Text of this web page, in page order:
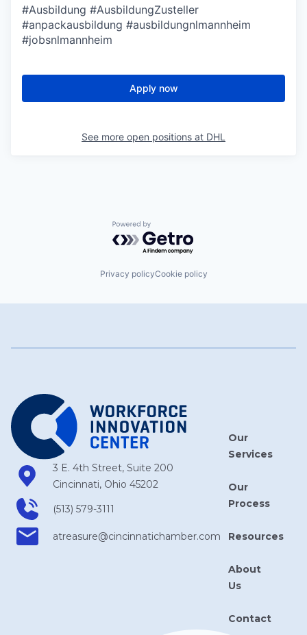
#Ausbildung #AusbildungZusteller
#anpackausbildung #ausbildungnlmannheim
#jobsnlmannheim
Apply now
See more open positions at DHL
Powered by Getro.com
Privacy policyCookie policy
3 E. 4th Street, Suite 200
Cincinnati, Ohio 45202
(513) 579-3111
atreasure​@cincinnatichamber​.com
Our
Services
Our
Process
Resources
About
Us
Contact